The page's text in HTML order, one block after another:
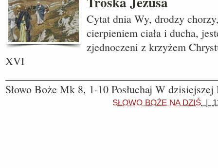
Cytat dnia Wy, drodzy
cierpieniem ciała i ducha,
zjednoczeni z krzyżem
XVI
Słowo Boże Mk 8, 1-10 Posłuchaj W
SŁOWO BOŻE NA DZIŚ |